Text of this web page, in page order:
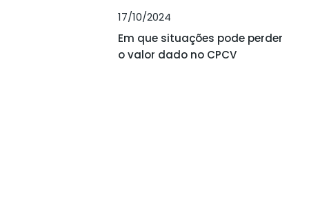
17/10/2024
Em que situações pode perder
o valor dado no CPCV